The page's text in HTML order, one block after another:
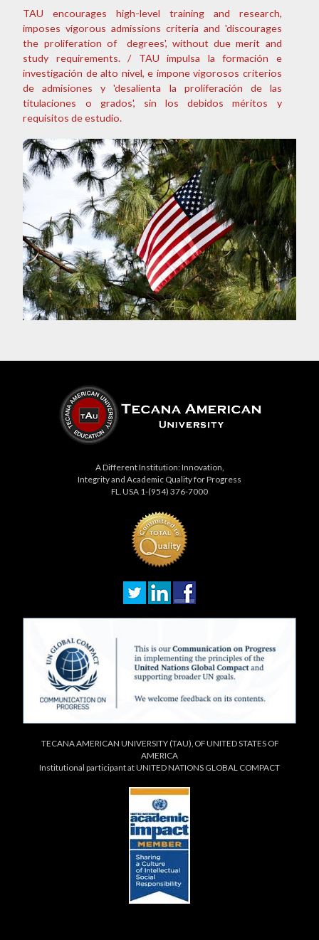
TAU encourages high-level training and research,
imposes vigorous admissions criteria and 'discourages
the proliferation of degrees', without due merit and
study requirements. / TAU impulsa la formación e
investigación de alto nivel, e impone vigorosos criterios
de admisiones y 'desalienta la proliferación de las
titulaciones o grados', sin los debidos méritos y
requisitos de estudio.
A Different Institution: Innovation,
Integrity and Academic Quality for Progress
FL. USA 1-(954) 376-7000
TECANA AMERICAN UNIVERSITY (TAU), OF UNITED STATES OF
AMERICA
Institutional participant at UNITED NATIONS GLOBAL COMPACT